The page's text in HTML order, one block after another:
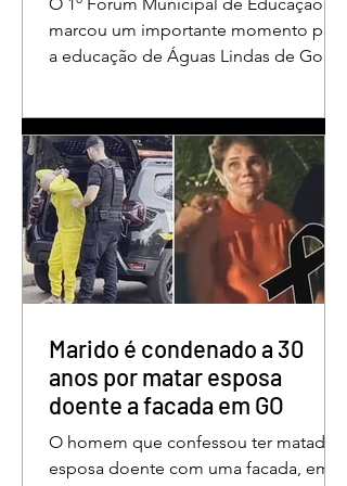
em Águas Lindas
marcou um importante momento para
a educação de Águas Lindas de Goiás,
para promover conhecimento,
reflexão, troca de experiências e
valorização daqueles que exercem um
papel fundamental na formação das
futuras gerações. Durante o evento, o
secretário municipal de Educação,
Denildson Oliveira, destacou que o
aos educadores muito mais do que
Marido é condenado a 30
anos por matar esposa
doente a facada em GO
O homem que confessou ter matado a
esposa doente com uma facada, em